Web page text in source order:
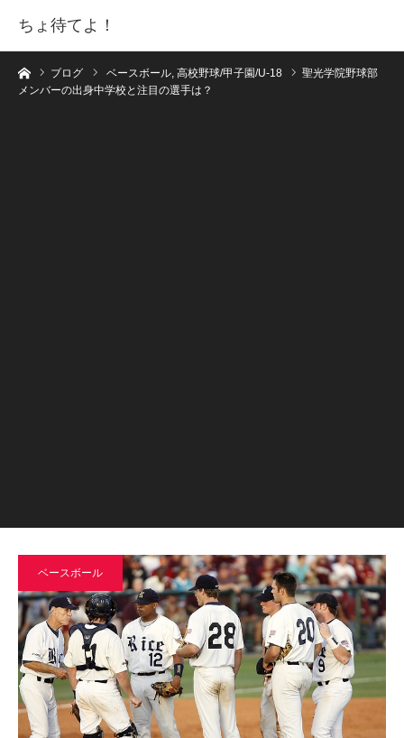
ちょ待てよ！
ホームブログ ベースボール, 高校野球/甲子園/U-18
聖光学院野球部
メンバーの出身中学校と注目の選手は？
ベースボール